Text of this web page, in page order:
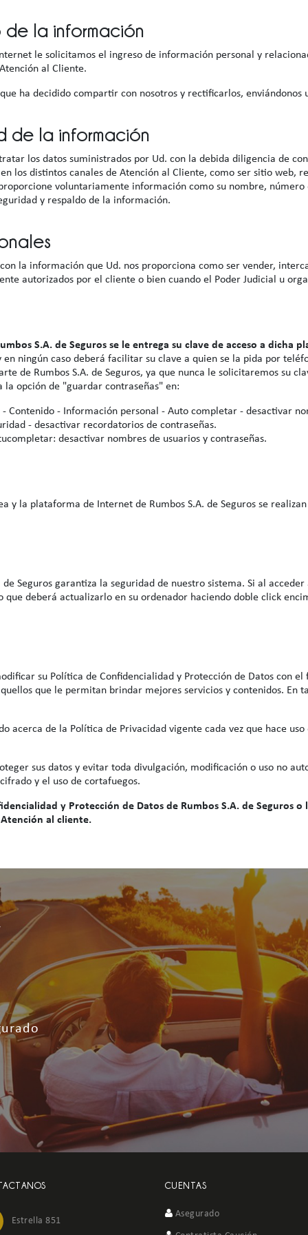
la información
le solicitamos el ingreso de información personal y
al Cliente.
ha decidido compartir con nosotros y rectificarlos,
de la información
los datos suministrados por Ud. con la debida diligencia de
los distintos canales de Atención al Cliente, como ser sitio web,
voluntariamente información como su nombre,
y respaldo de la información.
la información que Ud. nos proporciona como ser vender,
autorizados por el cliente o bien cuando el Poder Judicial u
S.A. de Seguros se le entrega su clave de acceso a dicha
ningún caso deberá facilitar su clave a quien se la pida por
de Rumbos S.A. de Seguros, ya que nunca le solicitaremos su
la opción de "guardar contraseñas" en:
Contenido - Información personal - Auto completar - desactivar
- desactivar recordatorios de contraseñas.
desactivar nombres de usuarios y contraseñas.
y la plataforma de Internet de Rumbos S.A. de Seguros se
Seguros garantiza la seguridad de nuestro sistema. Si al
deberá actualizarlo en su ordenador haciendo doble click
su Política de Confidencialidad y Protección de Datos con
que le permitan brindar mejores servicios y contenidos. En
acerca de la Política de Privacidad vigente cada vez que hace
sus datos y evitar toda divulgación, modificación o uso no
y el uso de cortafuegos.
y Protección de Datos de Rumbos S.A. de Seguros
al cliente.
Estrella 851
CUENTAS
Asegurado